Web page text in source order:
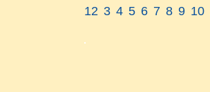
12 3 4 5 6 7 8 9 10